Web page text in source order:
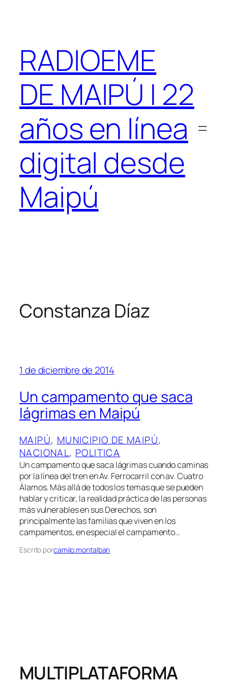
RADIOEME
DE MAIPÚ | 22
años en línea
digital desde
Maipú
Constanza Díaz
1 de diciembre de 2014
Un campamento que saca
lágrimas en Maipú
MAIPÚ, MUNICIPIO DE MAIPÚ
NACIONAL, POLITICA
Un campamento que saca lágrimas cuando caminas
por la línea del tren en Av. Ferrocarril con av. Cuatro
Álamos. Más allá de todos los temas que se pueden
hablar y criticar, la realidad práctica de las personas
más vulnerables en sus Derechos, son
principalmente las familias que viven en los
campamentos, en especial el campamento…
Escrito porcamilo.montalban
MULTIPLATAFORMA